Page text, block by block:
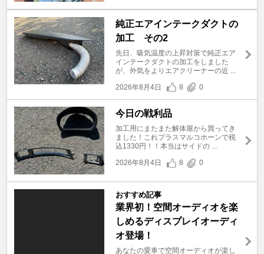
純正エアインテークダクトの
加工 その2
先日、吸気温度の上昇対策で純正エア
インテークダクトの加工をしました
が、外気をよりエアクリーナーの近 ...
2026年8月4日
8 0
今日の戦利品
加工用にまたまた解体屋から買ってき
ました！これプラスマルコホーンで税
込1330円！！本当はサイドの ...
2026年8月4日
8 0
おすすめ記事
業界初！空間オーディオを楽
しめるディスプレイオーディ
オ登場！
あなたの愛車で空間オーディオが楽し